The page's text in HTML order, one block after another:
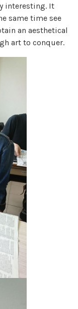
interesting. It
same time see
an aesthetical
art to conquer.